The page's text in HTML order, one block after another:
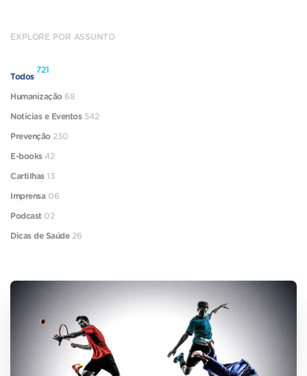
EXPLORE POR ASSUNTO
Todos
721
Humanização 68
Notícias e Eventos 542
Prevenção 230
E-books 42
Cartilhas13
Imprensa 06
Podcast 02
Dicas de Saúde 26